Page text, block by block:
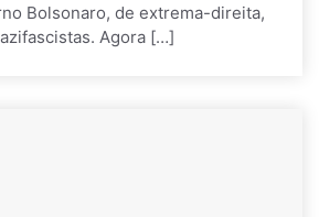
Bolsonaro, de extrema-direita,
Agora […]